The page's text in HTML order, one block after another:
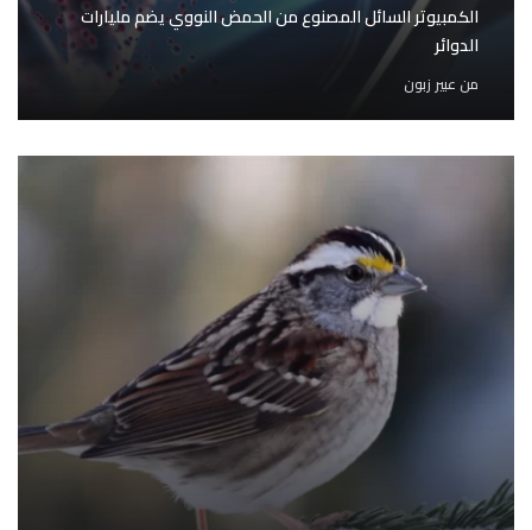
الكمبيوتر السائل المصنوع من الحمض النووي يضم مليارات
الدوائر
من عبير زبون